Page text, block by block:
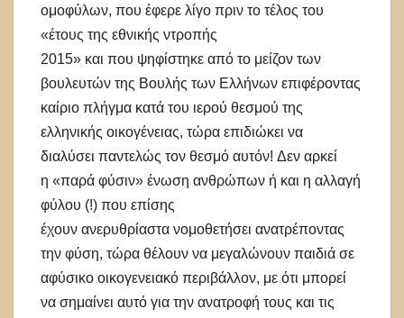
ομοφύλων, που έφερε λίγο πριν το τέλος του
«έτους της εθνικής ντροπής
2015» και που ψηφίστηκε από το μείζον των
βουλευτών της Βουλής των Ελλήνων επιφέροντας
καίριο πλήγμα κατά του ιερού θεσμού της
ελληνικής οικογένειας, τώρα επιδιώκει να
διαλύσει παντελώς τον θεσμό αυτόν! Δεν αρκεί
η «παρά φύσιν» ένωση ανθρώπων ή και η αλλαγή
φύλου (!) που επίσης
έχουν ανερυθρίαστα νομοθετήσει ανατρέποντας
την φύση, τώρα θέλουν να μεγαλώνουν παιδιά σε
αφύσικο οικογενειακό περιβάλλον, με ότι μπορεί
να σημαίνει αυτό για την ανατροφή τους και τις